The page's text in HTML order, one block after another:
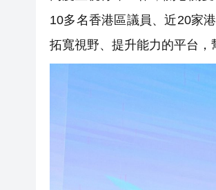
10多名香港區議員、近20家
拓寬視野、提升能力的平台，